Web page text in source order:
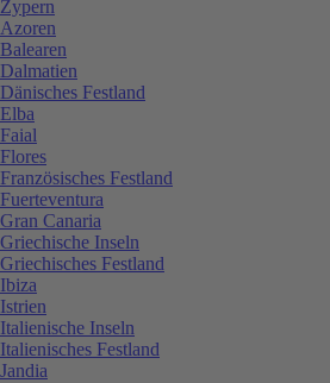
Zypern
Azoren
Balearen
Dalmatien
Dänisches Festland
Elba
Faial
Flores
Französisches Festland
Fuerteventura
Gran Canaria
Griechische Inseln
Griechisches Festland
Ibiza
Istrien
Italienische Inseln
Italienisches Festland
Jandia